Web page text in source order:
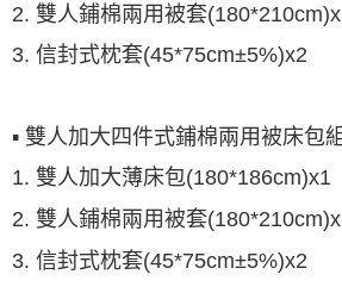
2. 雙人鋪棉兩用被套
3. 信封式枕套(45*75cm±5%)x2
▪ 雙人加大四件式鋪棉兩用被床包組
1. 雙人加大薄床包(180*186cm)x1
2. 雙人鋪棉兩用被套
3. 信封式枕套(45*75cm±5%)x2